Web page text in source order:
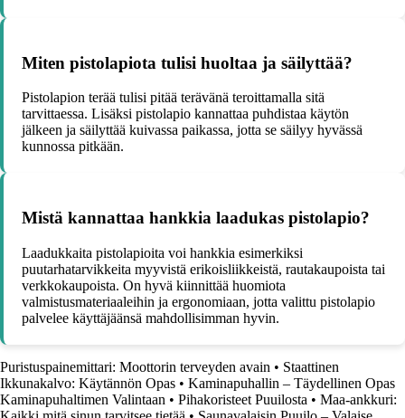
Miten pistolapiota tulisi huoltaa ja säilyttää?
Pistolapion terää tulisi pitää terävänä teroittamalla sitä
tarvittaessa. Lisäksi pistolapio kannattaa puhdistaa käytön
jälkeen ja säilyttää kuivassa paikassa, jotta se säilyy hyvässä
kunnossa pitkään.
Mistä kannattaa hankkia laadukas pistolapio?
Laadukkaita pistolapioita voi hankkia esimerkiksi
puutarhatarvikkeita myyvistä erikoisliikkeistä, rautakaupoista tai
verkkokaupoista. On hyvä kiinnittää huomiota
valmistusmateriaaleihin ja ergonomiaan, jotta valittu pistolapio
palvelee käyttäjäänsä mahdollisimman hyvin.
Puristuspainemittari: Moottorin terveyden avain • Staattinen
Ikkunakalvo: Käytännön Opas • Kaminapuhallin – Täydellinen Opas
Kaminapuhaltimen Valintaan • Pihakoristeet Puuilosta • Maa-ankkuri: